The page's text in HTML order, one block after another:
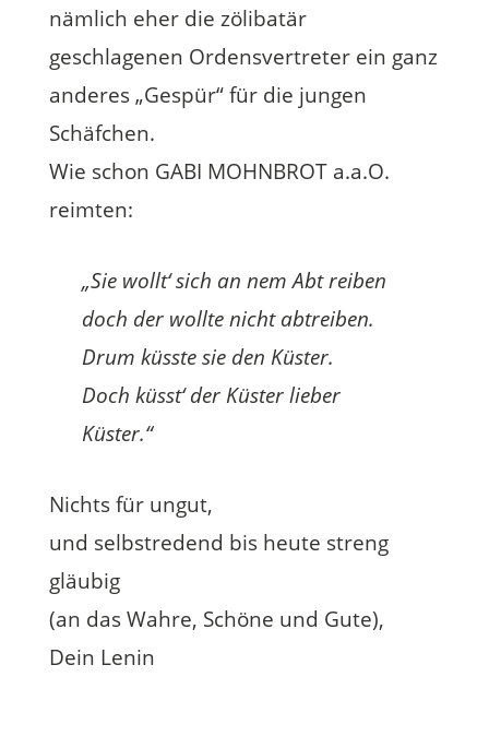
nämlich eher die zölibatär
geschlagenen Ordensvertreter ein ganz
anderes „Gespür“ für die jungen
Schäfchen.
Wie schon GABI MOHNBROT a.a.O.
reimten:
„Sie wollt‘ sich an nem Abt reiben
doch der wollte nicht abtreiben.
Drum küsste sie den Küster.
Doch küsst‘ der Küster lieber
Küster.“
Nichts für ungut,
und selbstredend bis heute streng
gläubig
(an das Wahre, Schöne und Gute),
Dein Lenin